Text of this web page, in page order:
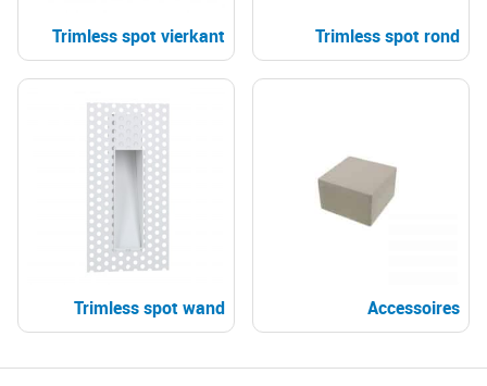
Trimless spot vierkant Trimless spot rond
Trimless spot wand Accessoires